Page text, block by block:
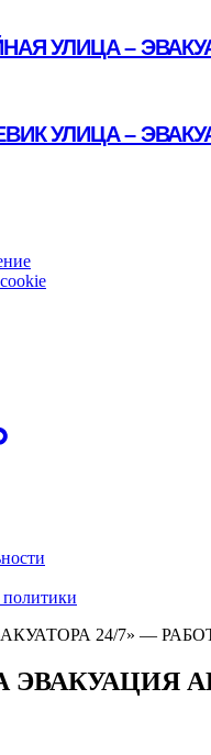
УЛИЦА –
УЛИЦА –
24/7» —
ЭВАКУАЦИЯ